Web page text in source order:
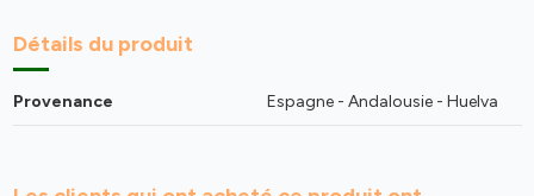
Détails du produit
Provenance Espagne - Andalousie - Huelva